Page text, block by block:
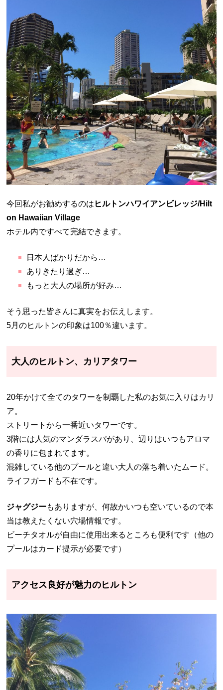
今回私がお勧めするのは ヒルトンハワイアンビレッジ/Hilt
on Hawaiian Village
ホテル内ですべて完結できます。
日本人ばかりだから…
ありきたり過ぎ…
もっと大人の場所が好み…
そう思った皆さんに真実をお伝えします。
5月のヒルトンの印象は100％違います。
大人のヒルトン、カリアタワー
20年かけて全てのタワーを制覇した私のお気に入りはカリ
ア。
ストリートから一番近いタワーです。
3階には人気のマンダラスパがあり、辺りはいつもアロマ
の香りに包まれてます。
混雑している他のプールと違い大人の落ち着いたムード。
ライフガードも不在です。
ジャグジーもありますが、何故かいつも空いているので本
当は教えたくない穴場情報です。
ビーチタオルが自由に使用出来るところも便利です（他の
プールはカード提示が必要です）
アクセス良好が魅力のヒルトン